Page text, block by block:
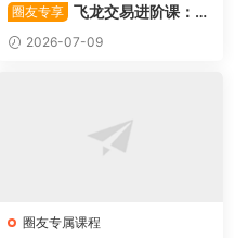
圈友专享 飞龙交易进阶课：共
振战法
2026-07-09
圈友专属课程